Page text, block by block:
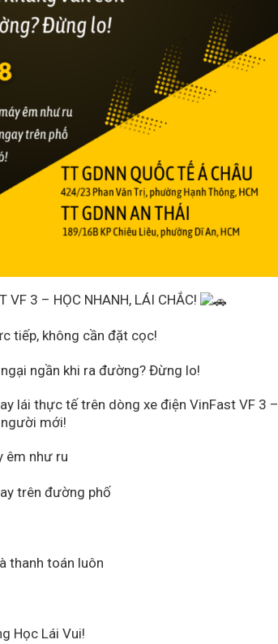
VF 3 – HỌC NHANH, LÁI CHẮC!
tiếp, không cần đặt cọc!
ngần khi ra đường? Đừng lo!
lái thực tế trên dòng xe điện VinFast VF 3 –
mới!
êm như ru
trên đường phố
thanh toán luôn
Học Lái Vui!